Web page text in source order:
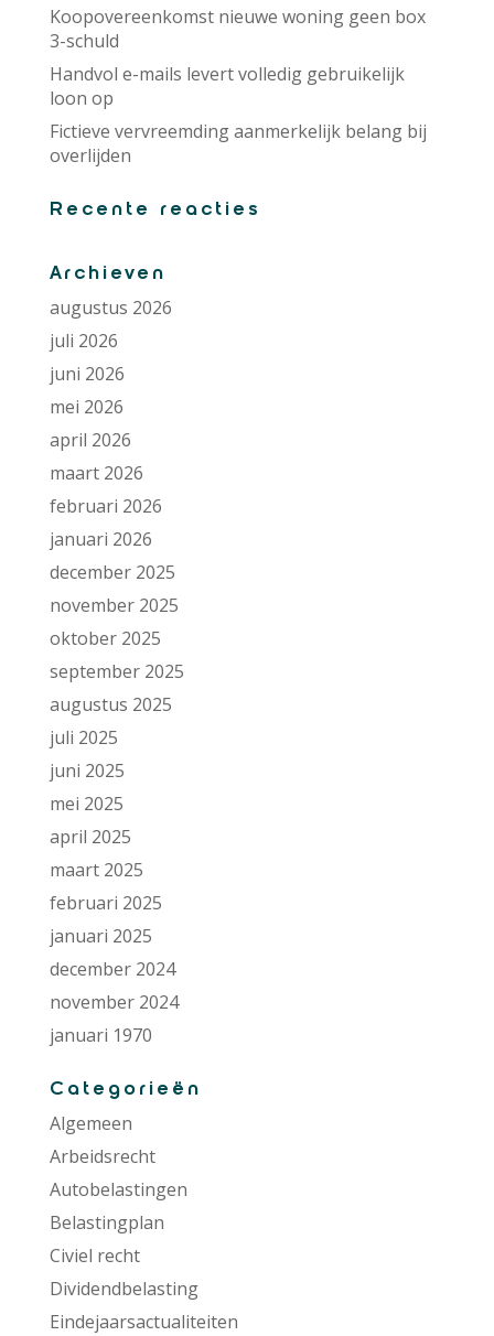
Koopovereenkomst nieuwe woning geen box
3-schuld
Handvol e-mails levert volledig gebruikelijk
loon op
Fictieve vervreemding aanmerkelijk belang bij
overlijden
Recente reacties
Archieven
augustus 2026
juli 2026
juni 2026
mei 2026
april 2026
maart 2026
februari 2026
januari 2026
december 2025
november 2025
oktober 2025
september 2025
augustus 2025
juli 2025
juni 2025
mei 2025
april 2025
maart 2025
februari 2025
januari 2025
december 2024
november 2024
januari 1970
Categorieën
Algemeen
Arbeidsrecht
Autobelastingen
Belastingplan
Civiel recht
Dividendbelasting
Eindejaarsactualiteiten